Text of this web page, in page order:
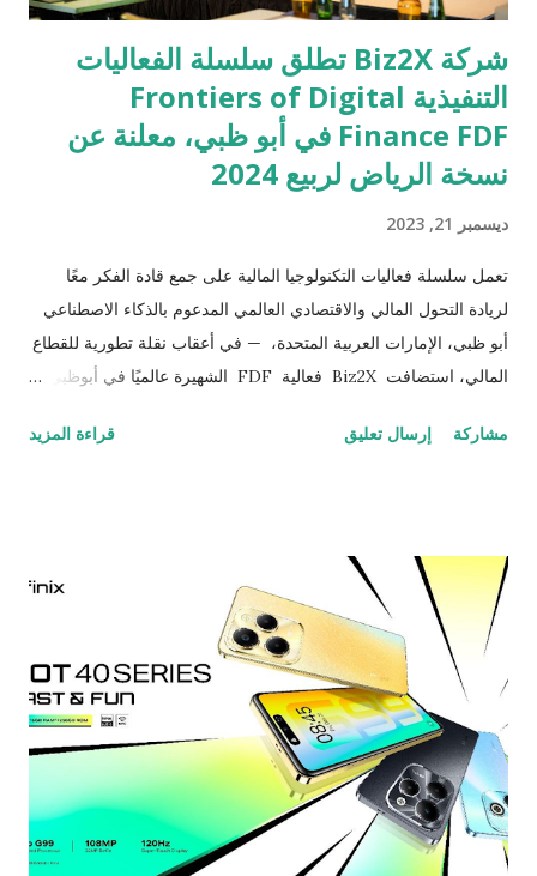
شركة Biz2X تطلق سلسلة الفعاليات
التنفيذية Frontiers of Digital
Finance FDF في أبو ظبي، معلنة عن
نسخة الرياض لربيع 2024
ديسمبر 21, 2023
تعمل سلسلة فعاليات التكنولوجيا المالية على جمع قادة الفكر معًا
لريادة التحول المالي والاقتصادي العالمي المدعوم بالذكاء الاصطناعي
أبو ظبي، الإمارات العربية المتحدة، — في أعقاب نقلة تطورية للقطاع
المالي، استضافت Biz2X فعالية FDF الشهيرة عالميًا في أبوظبي.
المدعوم بالذكاء الاصطناعي الابتكار وريادة الأعمال وتشكيل الاقتصاد
هذا الحدث بدعم من شركاء Biz2X، وهم DLA Piper ، وKing &
الأعمال الأمريكي الإماراتي ، و FDF . شهدت أبوظبي اجتماع صناع
القرار على المستوى التنفيذي من الشركات المرموقة من جميع أنحاء
العالم في فندق فورسيزونز الفاخر في جزيرة الماريه في أبو ظبي
لمشاركة الرؤى الإستراتيجية بخصوص الوضع المتوقع للعالم المالي في
خضم التحول الرقمي. تتوفر ا...
مشاركة إرسال تعليق قراءة المزيد